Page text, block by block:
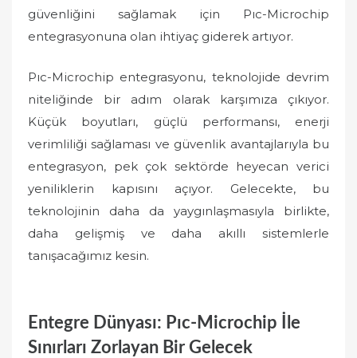
güvenliğini sağlamak için Pıc-Microchip
entegrasyonuna olan ihtiyaç giderek artıyor.
Pıc-Microchip entegrasyonu, teknolojide devrim
niteliğinde bir adım olarak karşımıza çıkıyor.
Küçük boyutları, güçlü performansı, enerji
verimliliği sağlaması ve güvenlik avantajlarıyla bu
entegrasyon, pek çok sektörde heyecan verici
yeniliklerin kapısını açıyor. Gelecekte, bu
teknolojinin daha da yaygınlaşmasıyla birlikte,
daha gelişmiş ve daha akıllı sistemlerle
tanışacağımız kesin.
Entegre Dünyası: Pıc-Microchip İle
Sınırları Zorlayan Bir Gelecek